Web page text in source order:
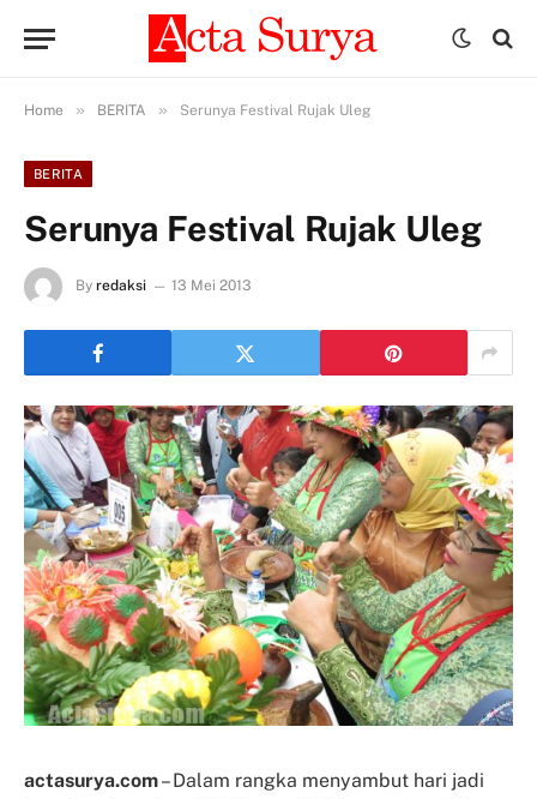
Home » BERITA » Serunya Festival Rujak Uleg
BERITA
Serunya Festival Rujak Uleg
By redaksi 13 Mei 2013
actasurya.com– Dalam rangka menyambut hari jadi